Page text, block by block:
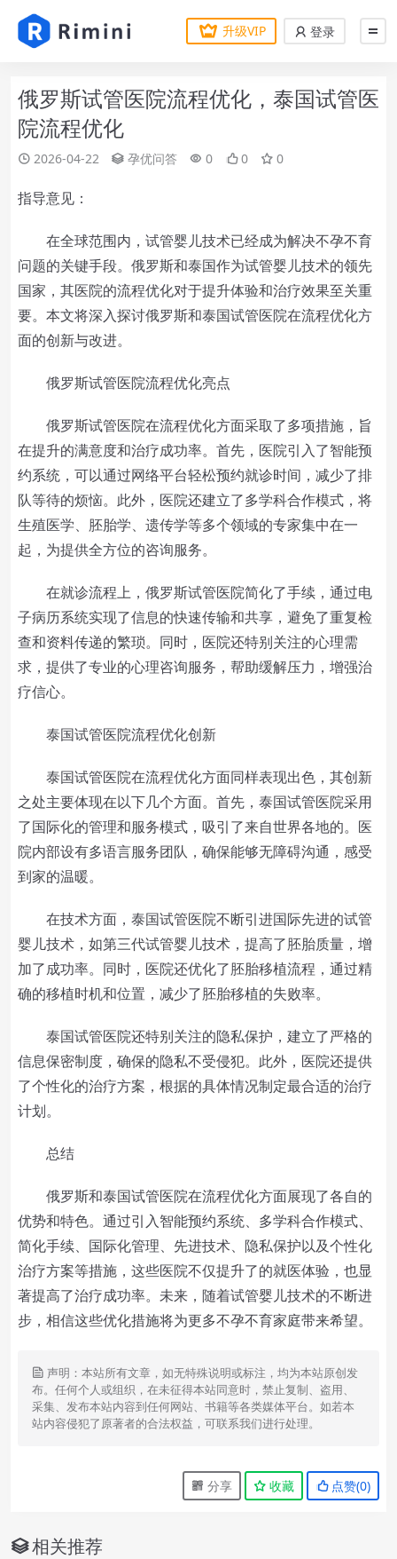
升级VIP 登录
俄罗斯试管医院流程优化，泰国试管医
院流程优化
2026-04-22 孕优问答 0 0 0
指导意见：
在全球范围内，试管婴儿技术已经成为解决不孕不育
问题的关键手段。俄罗斯和泰国作为试管婴儿技术的领先
国家，其医院的流程优化对于提升体验和治疗效果至关重
要。本文将深入探讨俄罗斯和泰国试管医院在流程优化方
面的创新与改进。
俄罗斯试管医院流程优化亮点
俄罗斯试管医院在流程优化方面采取了多项措施，旨
在提升的满意度和治疗成功率。首先，医院引入了智能预
约系统，可以通过网络平台轻松预约就诊时间，减少了排
队等待的烦恼。此外，医院还建立了多学科合作模式，将
生殖医学、胚胎学、遗传学等多个领域的专家集中在一
起，为提供全方位的咨询服务。
在就诊流程上，俄罗斯试管医院简化了手续，通过电
子病历系统实现了信息的快速传输和共享，避免了重复检
查和资料传递的繁琐。同时，医院还特别关注的心理需
求，提供了专业的心理咨询服务，帮助缓解压力，增强治
疗信心。
泰国试管医院流程优化创新
泰国试管医院在流程优化方面同样表现出色，其创新
之处主要体现在以下几个方面。首先，泰国试管医院采用
了国际化的管理和服务模式，吸引了来自世界各地的。医
院内部设有多语言服务团队，确保能够无障碍沟通，感受
到家的温暖。
在技术方面，泰国试管医院不断引进国际先进的试管
婴儿技术，如第三代试管婴儿技术，提高了胚胎质量，增
加了成功率。同时，医院还优化了胚胎移植流程，通过精
确的移植时机和位置，减少了胚胎移植的失败率。
泰国试管医院还特别关注的隐私保护，建立了严格的
信息保密制度，确保的隐私不受侵犯。此外，医院还提供
了个性化的治疗方案，根据的具体情况制定最合适的治疗
计划。
总结
俄罗斯和泰国试管医院在流程优化方面展现了各自的
优势和特色。通过引入智能预约系统、多学科合作模式、
简化手续、国际化管理、先进技术、隐私保护以及个性化
治疗方案等措施，这些医院不仅提升了的就医体验，也显
著提高了治疗成功率。未来，随着试管婴儿技术的不断进
步，相信这些优化措施将为更多不孕不育家庭带来希望。
声明：本站所有文章，如无特殊说明或标注，均为本站原创发
布。任何个人或组织，在未征得本站同意时，禁止复制、盗用、
采集、发布本站内容到任何网站、书籍等各类媒体平台。如若本
站内容侵犯了原著者的合法权益，可联系我们进行处理。
分享 收藏 点赞(0)
相关推荐